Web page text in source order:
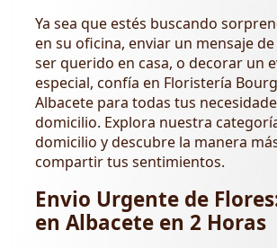
Ya sea que estés buscando
en su oficina, enviar un mensaje
ser querido en casa, o decorar un
especial, confía en Floristería
Albacete para todas tus
domicilio. Explora nuestra
domicilio y descubre la manera
compartir tus sentimientos.
Envio Urgente de
en Albacete en 2 Horas